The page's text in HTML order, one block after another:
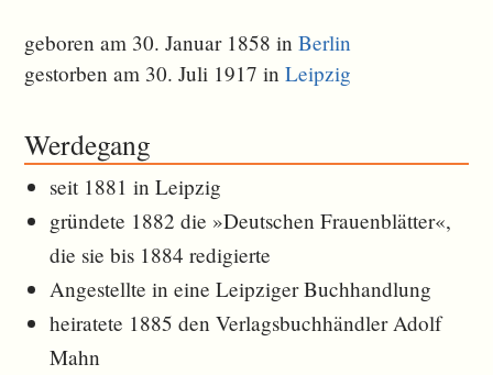
geboren am 30. Januar 1858 inBerlin
gestorben am 30. Juli 1917 inLeipzig
Werdegang
seit 1881 in Leipzig
gründete 1882 die »Deutschen Frauenblätter«,
die sie bis 1884 redigierte
Angestellte in eine Leipziger Buchhandlung
heiratete 1885 den Verlagsbuchhändler Adolf
Mahn